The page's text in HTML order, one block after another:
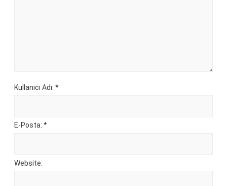
Kullanıcı Adı: *
E-Posta: *
Website: